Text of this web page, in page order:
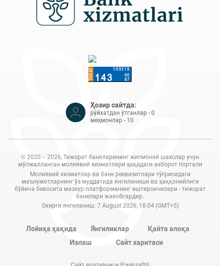
Ҳозир сайтда:
рўйхатдан ўтганлар - 0
меҳмонлар - 10
© 2020 – 2026, Тижорат банкларининг жисмоний шахслар учун
мўлжалланган молиявий хизматлари ҳақидаги ахборот портали
Молиявий хизматлар ва банк реквизитлари тўғрисидаги
маълумотларнинг ўз муддатида янгиланиши ва ҳаққонийлиги
бўйича бевосита мазкур платформанинг иштирокчилари - тижорат
банклари жавобгардир.
Охирги янгиланиш: 7 August 2026, 18:04 (GMT+5)
Лойиҳа ҳақида Янгиликлар
Қайта алоқа
Излаш
Сайт харитаси